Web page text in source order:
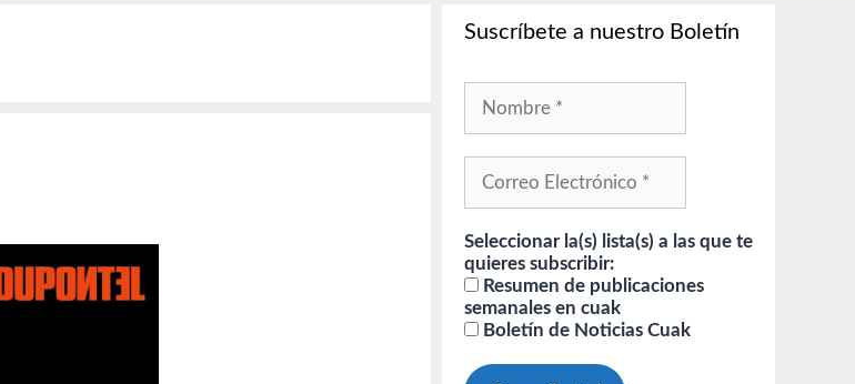
Suscríbete a nuestro Boletín
Seleccionar la(s) lista(s) a las que te
quieres subscribir:
Resumen de publicaciones
semanales en cuak
Boletín de Noticias Cuak